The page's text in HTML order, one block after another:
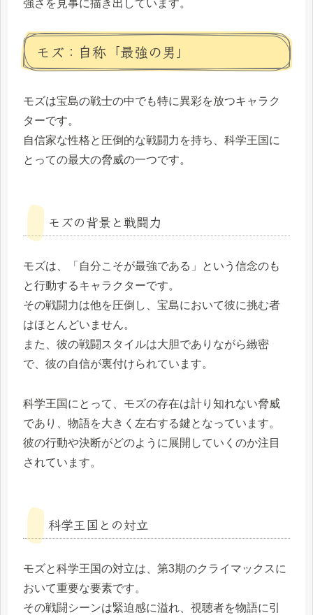
強さを見事に描き出しています。
モズ：自称「最強の男」
モズは宝島の戦士の中でも特に異彩を放つキャラク
ターです。
自信家な性格と圧倒的な戦闘力を持ち、科学王国に
とっての最大の脅威の一つです。
モズの背景と戦闘力
モズは、「自分こそが最強である」という信念のも
と行動するキャラクターです。
その戦闘力は他を圧倒し、宝島において彼に挑む者
はほとんどいません。
また、彼の戦闘スタイルは大胆でありながら緻密
で、彼の自信が裏付けられています。
科学王国にとって、モズの存在は計り知れない脅威
であり、物語を大きく左右する鍵となっています。
彼の行動や決断がどのように展開していくのか注目
されています。
科学王国との対立
モズと科学王国の対立は、第3期のクライマックスに
おいて重要な要素です。
その戦闘シーンは緊迫感に溢れ、視聴者を物語に引